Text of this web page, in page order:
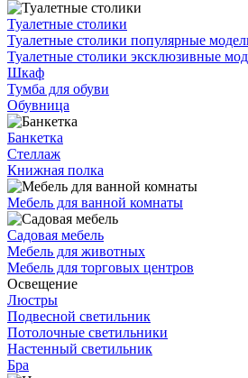
Туалетные столики
Туалетные столики популярные
Туалетные столики эксклюзивные
Шкаф
Тумба для обуви
Обувница
Банкетка
Стеллаж
Книжная полка
Мебель для ванной комнаты
Садовая мебель
Мебель для животных
Мебель для торговых центров
Освещение
Люстры
Подвесной светильник
Потолочные светильники
Настенный светильник
Бра